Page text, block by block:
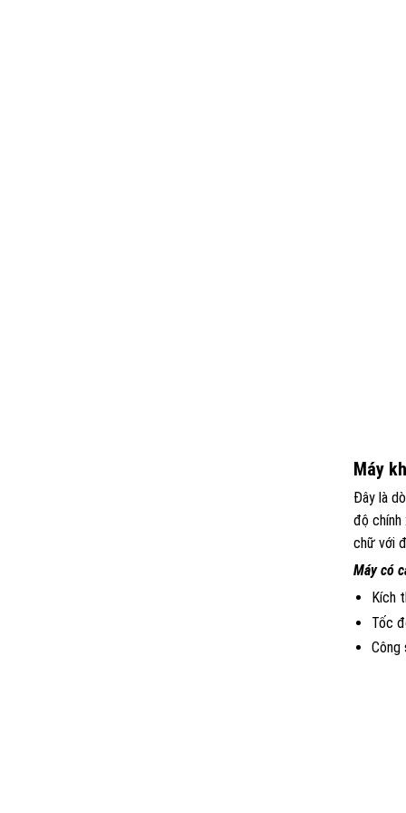
Máy
Đây là
độ
chữ với
Máy có
Kích
Tốc
Công